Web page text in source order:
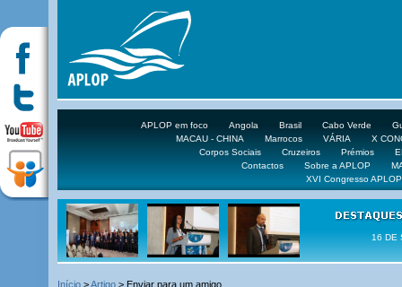
APLOP em foco Angola Brasil Cabo Verde
MACAU - CHINA
Marrocos VÁRIA
X
Corpos Sociais
Cruzeiros Prémios
Contactos
Sobre a APLOP
XVI Congresso APLOP
16 DE
Início >Artigo > Enviar para um amigo